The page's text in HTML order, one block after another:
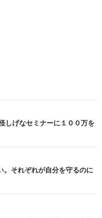
しげなセミナーに１００万を
。それぞれが自分を守るのに